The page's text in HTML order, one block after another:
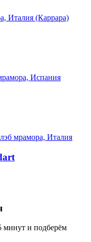
минут и подберём